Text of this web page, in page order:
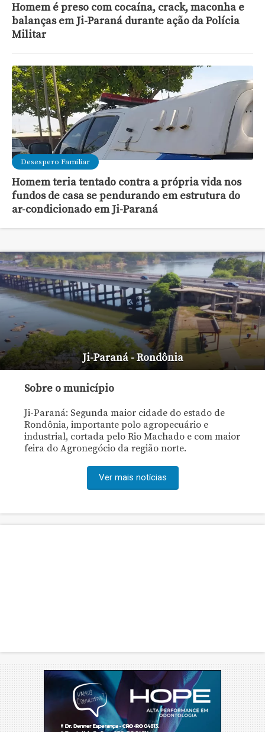
Homem é preso com cocaína, crack, maconha e
balanças em Ji-Paraná durante ação da Polícia
Militar
Desespero Familiar
Homem teria tentado contra a própria vida nos
fundos de casa se pendurando em estrutura do
ar-condicionado em Ji-Paraná
Ji-Paraná - Rondônia
Sobre o município
Ji-Paraná: Segunda maior cidade do estado de
Rondônia, importante polo agropecuário e
industrial, cortada pelo Rio Machado e com maior
feira do Agronegócio da região norte.
Ver mais notícias